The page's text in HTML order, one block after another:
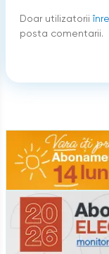
Doar utilizatorii
posta comentarii.